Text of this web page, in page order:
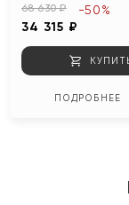
68 630 ₽
34 315 ₽
-50%
ПОДРОБНЕЕ